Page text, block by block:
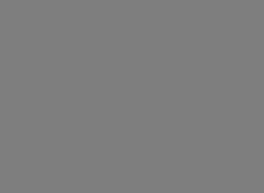
consentono le funzionalità principali
essere utilizzato correttamente senza i